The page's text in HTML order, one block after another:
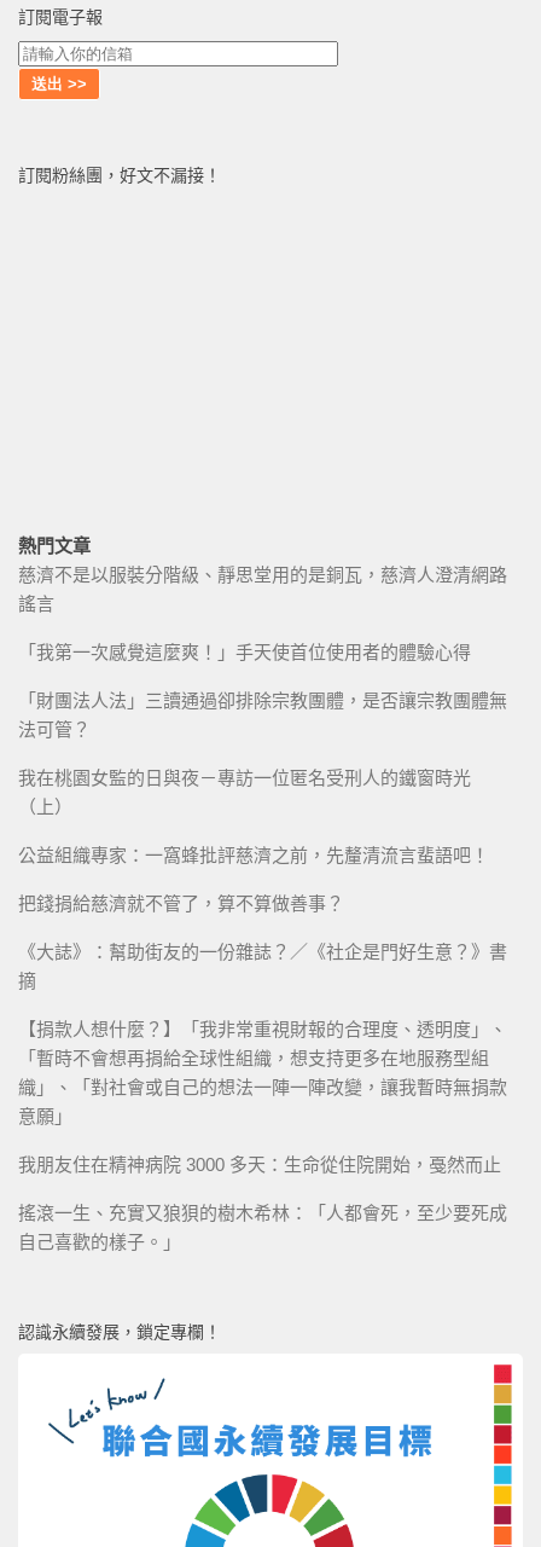
訂閱電子報
訂閱粉絲團，好文不漏接！
熱門文章
慈濟不是以服裝分階級、靜思堂用的是銅瓦，慈濟人澄清網路
謠言
「我第一次感覺這麼爽！」手天使首位使用者的體驗心得
「財團法人法」三讀通過卻排除宗教團體，是否讓宗教團體無
法可管？
我在桃園女監的日與夜－專訪一位匿名受刑人的鐵窗時光
（上）
公益組織專家：一窩蜂批評慈濟之前，先釐清流言蜚語吧！
把錢捐給慈濟就不管了，算不算做善事？
《大誌》：幫助街友的一份雜誌？／《社企是門好生意？》書
摘
【捐款人想什麼？】「我非常重視財報的合理度、透明度」、
「暫時不會想再捐給全球性組織，想支持更多在地服務型組
織」、「對社會或自己的想法一陣一陣改變，讓我暫時無捐款
意願」
我朋友住在精神病院 3000 多天：生命從住院開始，戞然而止
搖滾一生、充實又狼狽的樹木希林：「人都會死，至少要死成
自己喜歡的樣子。」
認識永續發展，鎖定專欄！